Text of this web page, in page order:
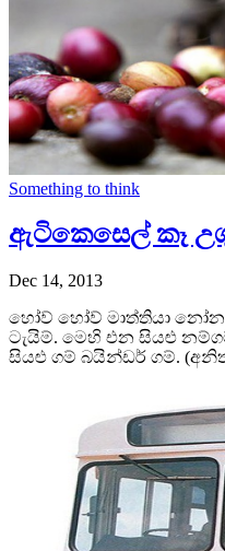
Something to think
ඇටිකෙසෙල් කෑ
Dec 14, 2013
හෝව් හෝව් මාත්තියා
ටැයිම්. මෙහි එන සියළු
සියළු ගම් බයින්ඩර් ගම්.